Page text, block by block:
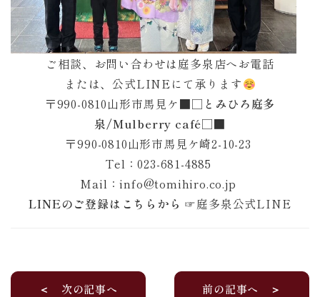
ご相談、お問い合わせは庭多泉店へお電話
または、公式LINEにて承ります
〒990-0810山形市馬見ケ■□とみひろ庭多
泉/Mulberry café□■
〒990-0810山形市馬見ケ崎2-10-23
Tel：023-681-4885
Mail：info@tomihiro.co.jp
LINEのご登録はこちらから ☞庭多泉公式LINE
＜ 次の記事へ 前の記事へ ＞